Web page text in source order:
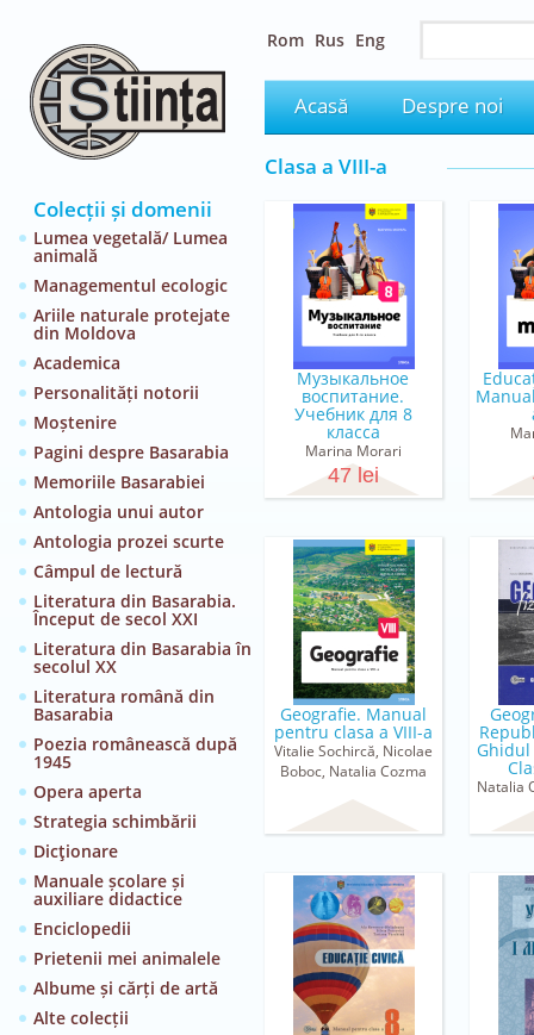
Colecții și domenii
Lumea vegetală/ Lumea
animală
Managementul ecologic
Ariile naturale protejate
din Moldova
Academica
Personalități notorii
Moștenire
Pagini despre Basarabia
Memoriile Basarabiei
Antologia unui autor
Antologia prozei scurte
Câmpul de lectură
Literatura din Basarabia.
Început de secol XXI
Literatura din Basarabia în
secolul XX
Literatura română din
Basarabia
Poezia românească după
1945
Opera aperta
Strategia schimbării
Dicţionare
Manuale școlare și
auxiliare didactice
Enciclopedii
Prietenii mei animalele
Albume și cărți de artă
Alte colecții
Rom Rus Eng
Acasă Despre noi
Clasa a VIII-a
Музыкальное
воспитание.
Учебник для 8
класса
Marina Morari
47 lei
Geografie. Manual
pentru clasa a VIII-a
Vitalie Sochircă, Nicolae
Boboc, Natalia Cozma
Natalia